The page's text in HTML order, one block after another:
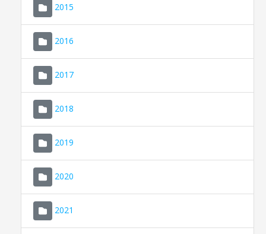
2015
2016
2017
2018
2019
2020
2021